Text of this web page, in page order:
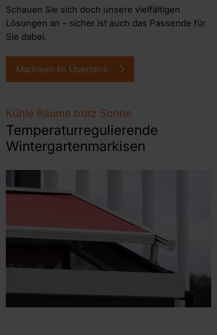
Schauen Sie sich doch unsere vielfältigen
Lösungen an – sicher ist auch das Passende für
Sie dabei.
Markisen im Überblick
Kühle Räume trotz Sonne
Temperaturregulierende
Wintergartenmarkisen